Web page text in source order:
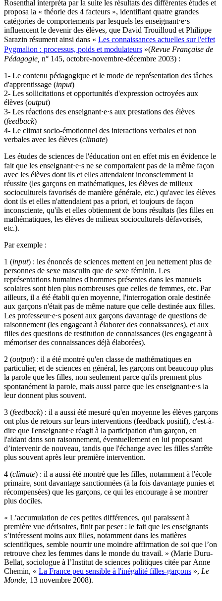
Rosenthal interpréta par la suite les résultats des différentes études et
proposa la « théorie des 4 facteurs », identifiant quatre grandes
catégories de comportements par lesquels les enseignant⋅e⋅s
influencent le devenir des élèves, que David Trouilloud et Philippe
Sarazin résument ainsi dans « Les connaissances actuelles sur l'effet
Pygmalion : processus, poids et modulateurs »(Revue Française de
Pédagogie, n° 145, octobre-novembre-décembre 2003) :
1- Le contenu pédagogique et le mode de représentation des tâches
d'apprentissage (input)
2- Les sollicitations et opportunités d'expression octroyées aux
élèves (output)
3- Les réactions des enseignant⋅e⋅s aux prestations des élèves
(feedback)
4- Le climat socio-émotionnel des interactions verbales et non
verbales avec les élèves (climate)
Les études de sciences de l'éducation ont en effet mis en évidence le
fait que les enseignant⋅e⋅s ne se comportaient pas de la même façon
avec les élèves dont ils et elles attendaient inconsciemment la
réussite (les garçons en mathématiques, les élèves de milieux
socioculturels favorisés de manière générale, etc.) qu'avec les élèves
dont ils et elles n'attendaient pas a priori, et toujours de façon
inconsciente, qu'ils et elles obtiennent de bons résultats (les filles en
mathématiques, les élèves de milieux socioculturels défavorisés,
etc.).
Par exemple :
1 (input) : les énoncés de sciences mettent en jeu nettement plus de
personnes de sexe masculin que de sexe féminin. Les
représentations humaines d'hommes présentes dans les manuels
scolaires sont bien plus nombreuses que celles de femmes, etc. Par
ailleurs, il a été établi qu'en moyenne, l'interrogation orale destinée
aux garçons n'était pas de même nature que celle destinée aux filles.
Les professeur⋅e⋅s posent aux garçons davantage de questions de
raisonnement (les engageant à élaborer des connaissances), et aux
filles des questions de restitution de connaissances (les engageant à
mémoriser des connaissances déjà élaborées).
2 (output) : il a été montré qu'en classe de mathématiques en
particulier, et de sciences en général, les garçons ont beaucoup plus
la parole que les filles, non seulement parce qu'ils prennent plus
spontanément la parole, mais aussi parce que les enseignant⋅e⋅s la
leur donnent plus souvent.
3 (feedback) : il a aussi été mesuré qu'en moyenne les élèves garçons
ont plus de retours sur leurs interventions (feedback positif), c'est-à-
dire que l'enseignant⋅e réagit à la participation d'un garçon, en
l'aidant dans son raisonnement, éventuellement en lui proposant
d’intervenir de nouveau, tandis que l'échange avec les filles s'arrête
plus souvent après leur première intervention.
4 (climate) : il a aussi été montré que les filles, notamment à l'école
primaire, sont davantage sanctionnées (à la fois davantage punies et
récompensées) que les garçons, ce qui les encourage à se montrer
plus dociles.
« L’accumulation de ces petites différences, qui paraissent à
première vue dérisoires, finit par peser : le fait que les enseignants
s’intéressent moins aux filles, notamment dans les matières
scientifiques, semble nourrir une moindre affirmation de soi que l’on
retrouve chez les femmes dans le monde du travail. » (Marie Duru-
Bellat, sociologue à l’Institut de sciences politiques citée par Anne
Chemin, « La France peu sensible à l'inégalité filles-garçons », Le
Monde, 13 novembre 2008).